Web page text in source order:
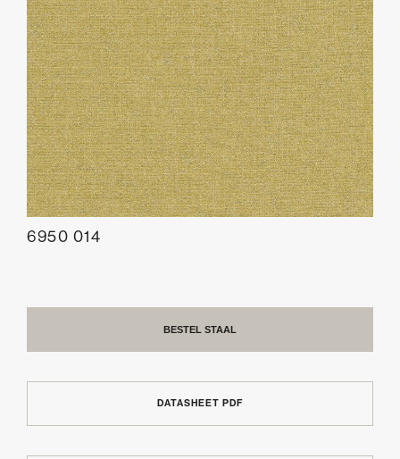
6950 014
BESTEL STAAL
DATASHEET PDF